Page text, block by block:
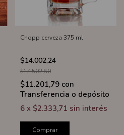
Chopp cerveza 375 ml
$14.002,24
$17.502,80
$11.201,79 con
Transferencia o depósito
6 x $2.333,71 sin interés
Comprar